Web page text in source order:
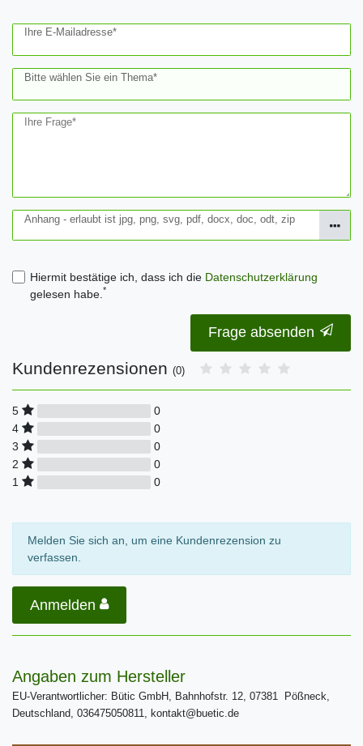
Ihre E-Mailadresse*
Bitte wählen Sie ein Thema*
Ihre Frage*
Anhang - erlaubt ist jpg, png, svg, pdf, docx, doc, odt, zip
Hiermit bestätige ich, dass ich die Daten­schutz­erklärung
gelesen habe. *
Frage absenden
Kundenrezensionen (0)
5
0
4
0
3
0
2
0
1
0
Melden Sie sich an, um eine Kundenrezension zu
verfassen.
Anmelden
Angaben zum Hersteller
EU-Verantwortlicher: Bütic GmbH, Bahnhofstr. 12, 07381 Pößneck,
Deutschland, 036475050811, kontakt@buetic.de